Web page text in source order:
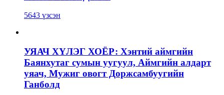
5643 үзсэн
УЯАЧ ХҮЛЭГ ХОЁР: Хэнтий аймгийн
Баянхутаг сумын уугуул, Аймгийн алдарт
уяач, Мужиг овогт Доржсамбуугийн
Ганболд